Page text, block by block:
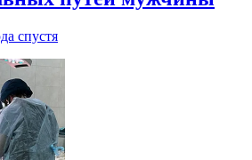
спустя